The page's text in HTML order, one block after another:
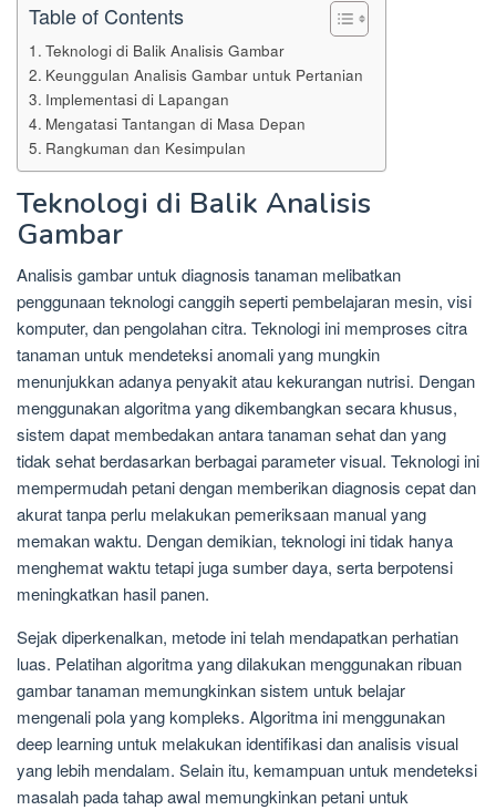
Table of Contents
Teknologi di Balik Analisis Gambar
Keunggulan Analisis Gambar untuk Pertanian
Implementasi di Lapangan
Mengatasi Tantangan di Masa Depan
Rangkuman dan Kesimpulan
Teknologi di Balik Analisis
Gambar
Analisis gambar untuk diagnosis tanaman melibatkan
penggunaan teknologi canggih seperti pembelajaran mesin, visi
komputer, dan pengolahan citra. Teknologi ini memproses citra
tanaman untuk mendeteksi anomali yang mungkin
menunjukkan adanya penyakit atau kekurangan nutrisi. Dengan
menggunakan algoritma yang dikembangkan secara khusus,
sistem dapat membedakan antara tanaman sehat dan yang
tidak sehat berdasarkan berbagai parameter visual. Teknologi ini
mempermudah petani dengan memberikan diagnosis cepat dan
akurat tanpa perlu melakukan pemeriksaan manual yang
memakan waktu. Dengan demikian, teknologi ini tidak hanya
menghemat waktu tetapi juga sumber daya, serta berpotensi
meningkatkan hasil panen.
Sejak diperkenalkan, metode ini telah mendapatkan perhatian
luas. Pelatihan algoritma yang dilakukan menggunakan ribuan
gambar tanaman memungkinkan sistem untuk belajar
mengenali pola yang kompleks. Algoritma ini menggunakan
deep learning untuk melakukan identifikasi dan analisis visual
yang lebih mendalam. Selain itu, kemampuan untuk mendeteksi
masalah pada tahap awal memungkinkan petani untuk